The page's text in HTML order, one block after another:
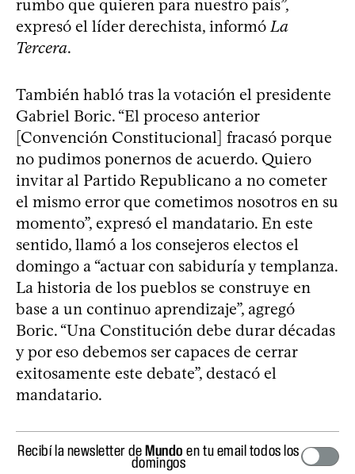
rumbo que quieren para nuestro país”,
expresó el líder derechista, informó La
Tercera.
También habló tras la votación el presidente
Gabriel Boric. “El proceso anterior
[Convención Constitucional] fracasó porque
no pudimos ponernos de acuerdo. Quiero
invitar al Partido Republicano a no cometer
el mismo error que cometimos nosotros en su
momento”, expresó el mandatario. En este
sentido, llamó a los consejeros electos el
domingo a “actuar con sabiduría y templanza.
La historia de los pueblos se construye en
base a un continuo aprendizaje”, agregó
Boric. “Una Constitución debe durar décadas
y por eso debemos ser capaces de cerrar
exitosamente este debate”, destacó el
mandatario.
Recibí la newsletter deMundo en tu email todos los
domingos